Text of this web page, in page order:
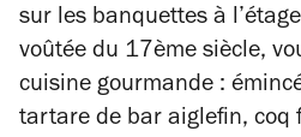
sur les banquettes à
voûtée du 17ème siècle,
cuisine gourmande :
tartare de bar aiglefin, coq